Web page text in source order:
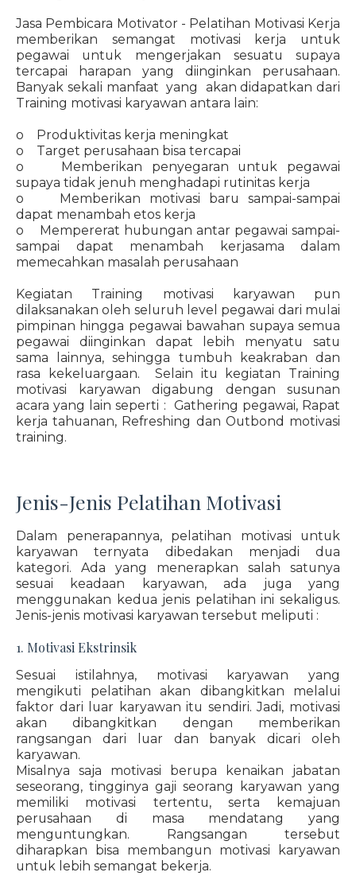
Jasa Pembicara Motivator - Pelatihan Motivasi Kerja
memberikan semangat motivasi kerja untuk
pegawai untuk mengerjakan sesuatu supaya
tercapai harapan yang diinginkan perusahaan.
Banyak sekali manfaat yang akan didapatkan dari
Training motivasi karyawan antara lain:
o Produktivitas kerja meningkat
o Target perusahaan bisa tercapai
o Memberikan penyegaran untuk pegawai
supaya tidak jenuh menghadapi rutinitas kerja
o Memberikan motivasi baru sampai-sampai
dapat menambah etos kerja
o Mempererat hubungan antar pegawai sampai-
sampai dapat menambah kerjasama dalam
memecahkan masalah perusahaan
Kegiatan Training motivasi karyawan pun
dilaksanakan oleh seluruh level pegawai dari mulai
pimpinan hingga pegawai bawahan supaya semua
pegawai diinginkan dapat lebih menyatu satu
sama lainnya, sehingga tumbuh keakraban dan
rasa kekeluargaan. Selain itu kegiatan Training
motivasi karyawan digabung dengan susunan
acara yang lain seperti : Gathering pegawai, Rapat
kerja tahuanan, Refreshing dan Outbond motivasi
training.
Jenis-Jenis Pelatihan Motivasi
Dalam penerapannya, pelatihan motivasi untuk
karyawan ternyata dibedakan menjadi dua
kategori. Ada yang menerapkan salah satunya
sesuai keadaan karyawan, ada juga yang
menggunakan kedua jenis pelatihan ini sekaligus.
Jenis-jenis motivasi karyawan tersebut meliputi :
1. Motivasi Ekstrinsik
Sesuai istilahnya, motivasi karyawan yang
mengikuti pelatihan akan dibangkitkan melalui
faktor dari luar karyawan itu sendiri. Jadi, motivasi
akan dibangkitkan dengan memberikan
rangsangan dari luar dan banyak dicari oleh
karyawan.
Misalnya saja motivasi berupa kenaikan jabatan
seseorang, tingginya gaji seorang karyawan yang
memiliki motivasi tertentu, serta kemajuan
perusahaan di masa mendatang yang
menguntungkan. Rangsangan tersebut
diharapkan bisa membangun motivasi karyawan
untuk lebih semangat bekerja.